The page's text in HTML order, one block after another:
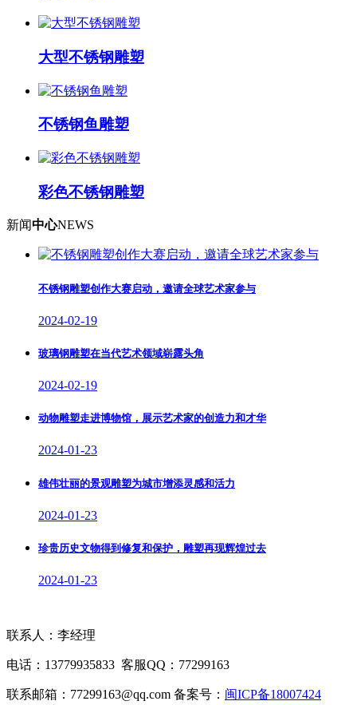
大型不锈钢雕塑
不锈钢鱼雕塑
彩色不锈钢雕塑
新闻中心NEWS
不锈钢雕塑创作大赛启动，邀请全球艺术家参与
2024-02-19
玻璃钢雕塑在当代艺术领域崭露头角
2024-02-19
动物雕塑走进博物馆，展示艺术家的创造力和才华
2024-01-23
雄伟壮丽的景观雕塑为城市增添灵感和活力
2024-01-23
珍贵历史文物得到修复和保护，雕塑再现辉煌过去
2024-01-23
联系人：李经理
电话：13779935833 客服QQ：77299163
联系邮箱：77299163@qq.com 备案号： 闽ICP备18007424